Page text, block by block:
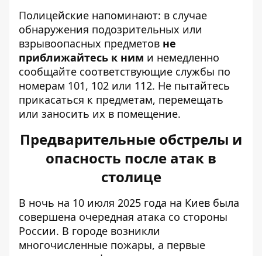
Полицейские напоминают: в случае
обнаружения подозрительных или
взрывоопасных предметов не
приближайтесь к ним и немедленно
сообщайте соответствующие службы по
номерам 101, 102 или 112. Не пытайтесь
прикасаться к предметам, перемещать
или заносить их в помещение.
Предварительные обстрелы и
опасность после атак в
столице
В ночь на 10 июля 2025 года на Киев была
совершена очередная атака со стороны
России. В городе возникли
многочисленные пожары, а первые